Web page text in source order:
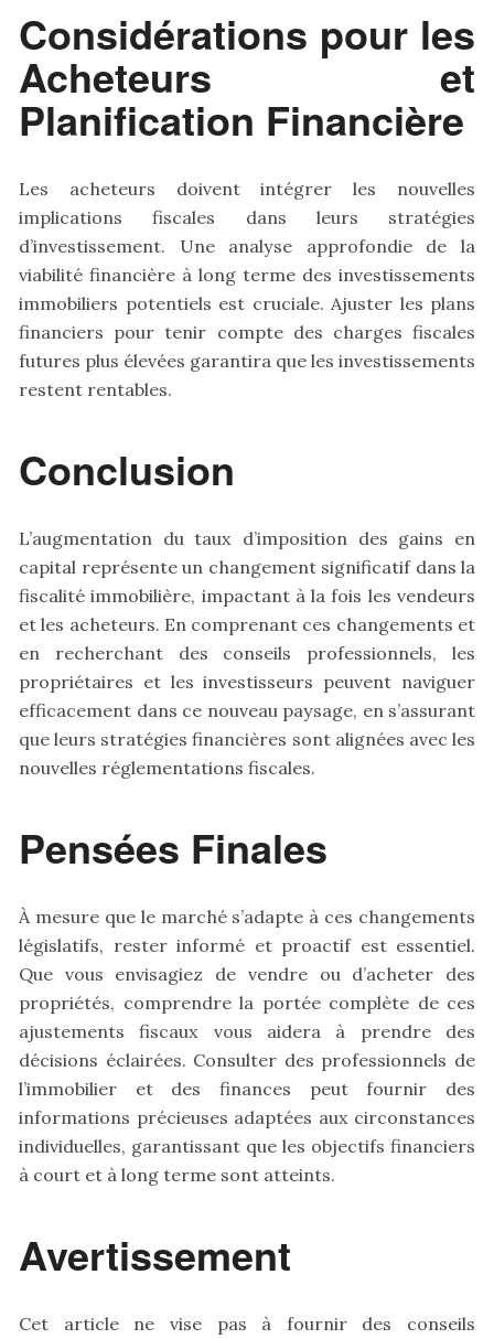
Considérations pour les
Acheteurs et
Planification Financière
Les acheteurs doivent intégrer les nouvelles
implications fiscales dans leurs stratégies
d’investissement. Une analyse approfondie de la
viabilité financière à long terme des investissements
immobiliers potentiels est cruciale. Ajuster les plans
financiers pour tenir compte des charges fiscales
futures plus élevées garantira que les investissements
restent rentables.
Conclusion
L’augmentation du taux d’imposition des gains en
capital représente un changement significatif dans la
fiscalité immobilière, impactant à la fois les vendeurs
et les acheteurs. En comprenant ces changements et
en recherchant des conseils professionnels, les
propriétaires et les investisseurs peuvent naviguer
efficacement dans ce nouveau paysage, en s’assurant
que leurs stratégies financières sont alignées avec les
nouvelles réglementations fiscales.
Pensées Finales
À mesure que le marché s’adapte à ces changements
législatifs, rester informé et proactif est essentiel.
Que vous envisagiez de vendre ou d’acheter des
propriétés, comprendre la portée complète de ces
ajustements fiscaux vous aidera à prendre des
décisions éclairées. Consulter des professionnels de
l’immobilier et des finances peut fournir des
informations précieuses adaptées aux circonstances
individuelles, garantissant que les objectifs financiers
à court et à long terme sont atteints.
Avertissement
Cet article ne vise pas à fournir des conseils